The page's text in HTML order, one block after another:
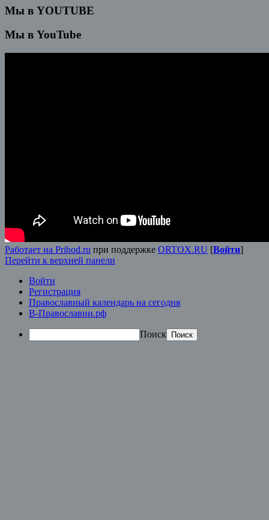
Мы в YOUTUBE
Мы в YouTube
Работает на Prihod.ru при поддержке ORTOX.RU [Войти]
Перейти к верхней панели
Войти
Регистрация
Православный календарь на сегодня
В-Православии.рф
Поиск